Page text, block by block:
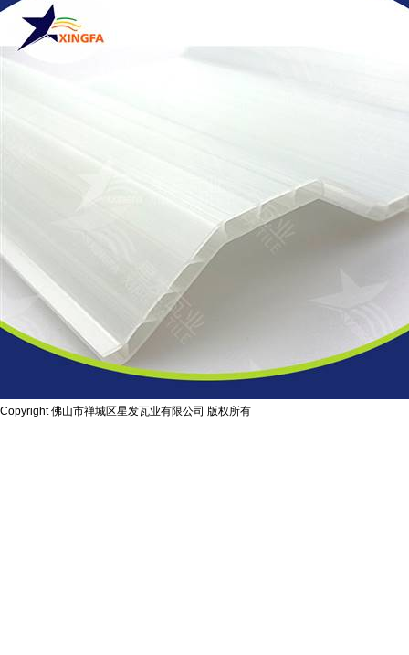
Copyright 佛山市禅城区星发瓦业有限公司 版权所有